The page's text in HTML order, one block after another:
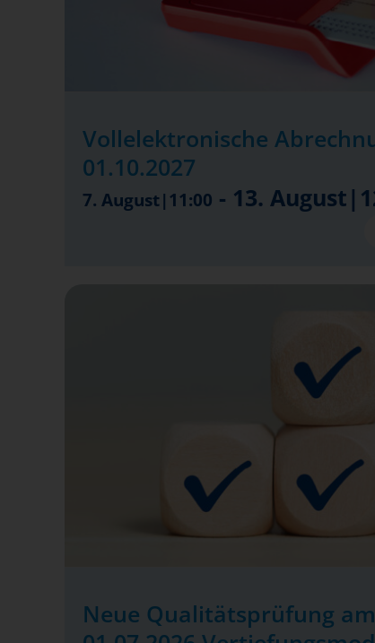
Vollelektronische
01.10.2027
7. August|11:00 - 13.
Neue Qualitätsprüfung